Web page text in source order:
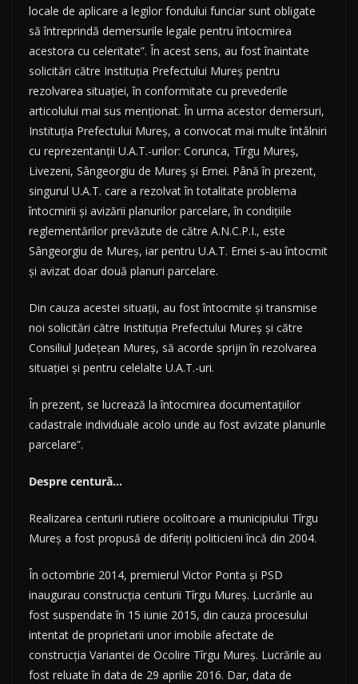
locale de aplicare a legilor fondului funciar sunt obligate
să întreprindă demersurile legale pentru întocmirea
acestora cu celeritate”. În acest sens, au fost înaintate
solicitări către Instituţia Prefectului Mureş pentru
rezolvarea situaţiei, în conformitate cu prevederile
articolului mai sus menţionat. În urma acestor demersuri,
Instituţia Prefectului Mureş, a convocat mai multe întâlniri
cu reprezentanţii U.A.T.-urilor: Corunca, Tîrgu Mureş,
Livezeni, Sângeorgiu de Mureş şi Ernei. Până în prezent,
singurul U.A.T. care a rezolvat în totalitate problema
întocmirii şi avizării planurilor parcelare, în condiţiile
reglementărilor prevăzute de către A.N.C.P.I., este
Sângeorgiu de Mureş, iar pentru U.A.T. Ernei s-au întocmit
şi avizat doar două planuri parcelare.
Din cauza acestei situaţii, au fost întocmite şi transmise
noi solicitări către Instituţia Prefectului Mureş şi către
Consiliul Judeţean Mureş, să acorde sprijin în rezolvarea
situaţiei şi pentru celelalte U.A.T.-uri.
În prezent, se lucrează la întocmirea documentaţiilor
cadastrale individuale acolo unde au fost avizate planurile
parcelare”.
Despre centură…
Realizarea centurii rutiere ocolitoare a municipiului Tîrgu
Mureș a fost propusă de diferiţi politicieni încă din 2004.
În octombrie 2014, premierul Victor Ponta și PSD
inaugurau construcţia centurii Tîrgu Mureş. Lucrările au
fost suspendate în 15 iunie 2015, din cauza procesului
intentat de proprietarii unor imobile afectate de
construcţia Variantei de Ocolire Tîrgu Mureş. Lucrările au
fost reluate în data de 29 aprilie 2016. Dar, data de